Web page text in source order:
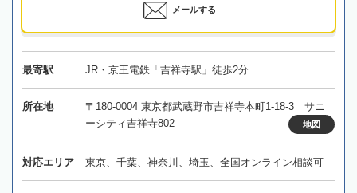
メールする
最寄駅 JR・京王電鉄「吉祥寺駅」徒歩2分
所在地
〒180-0004 東京都武蔵野市吉祥寺本町1-18-3 サニ
ーシティ吉祥寺802
地図
対応エリア 東京、千葉、神奈川、埼玉、全国オンライン相談可